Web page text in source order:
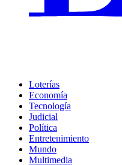
Loterías
Economía
Tecnología
Judicial
Política
Entretenimiento
Mundo
Multimedia